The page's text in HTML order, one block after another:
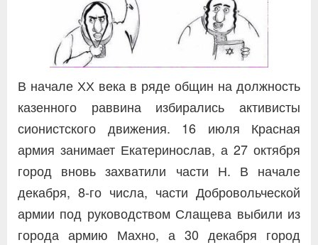
В начале ХХ века в ряде общин на должность
казенного раввина избирались активисты
сионистского движения. 16 июля Красная
армия занимает Екатеринослав, а 27 октября
город вновь захватили части Н. В начале
декабря, 8-го числа, части Добровольческой
армии под руководством Слащева выбили из
города армию Махно, а 30 декабря город